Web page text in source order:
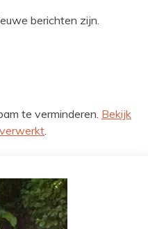
berichten zijn.
te verminderen. Bekijk
.